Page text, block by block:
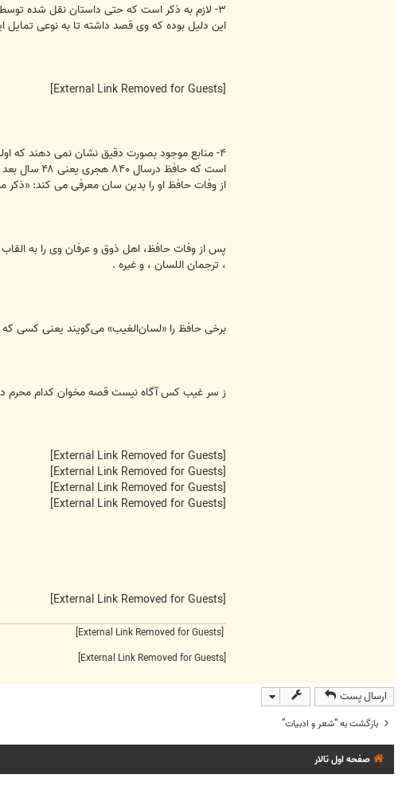
۳- لازم به ذکر است که حتی داستان نقل شده توسط
این دلیل بوده که وی قصد داشته تا به نوعی تمایل
[External Link Removed for Guests]
۴- منابع موجود بصورت دقیق نشان نمی دهند که
است که
از وفات حافظ او را بدین سان معرفی می کند: «ذکر
پس از وفات حافظ، اهل ذوق و عرفان وی را به
، ترجمان اللسان ، و غیره .
برخی حافظ را «لسان‌الغیب» می‌گویند یعنی
ز سر غیب کس آگاه نیست قصه مخوان کدام محرم
[External Link Removed for Guests]
[External Link Removed for Guests]
[External Link Removed for Guests]
[External Link Removed for Guests]
[External Link Removed for Guests]
[External Link Removed for Guests]
[External Link Removed for Guests]
ارسال پست
بازگشت به “شعر و ادبيات”
صفحه اول تالار